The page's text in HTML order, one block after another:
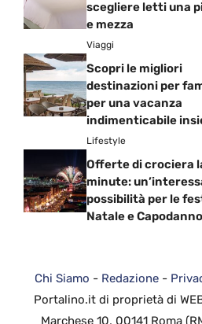
scegliere letti una
e mezza
Viaggi
Scopri le migliori
destinazioni per
per una vacanza
indimenticabile
Lifestyle
Offerte di crociera
minute:
possibilità per le
Natale e Capodanno
Chi Siamo - Redazione -
Portalino.it di proprietà di
Marchese 10, 00141 Roma